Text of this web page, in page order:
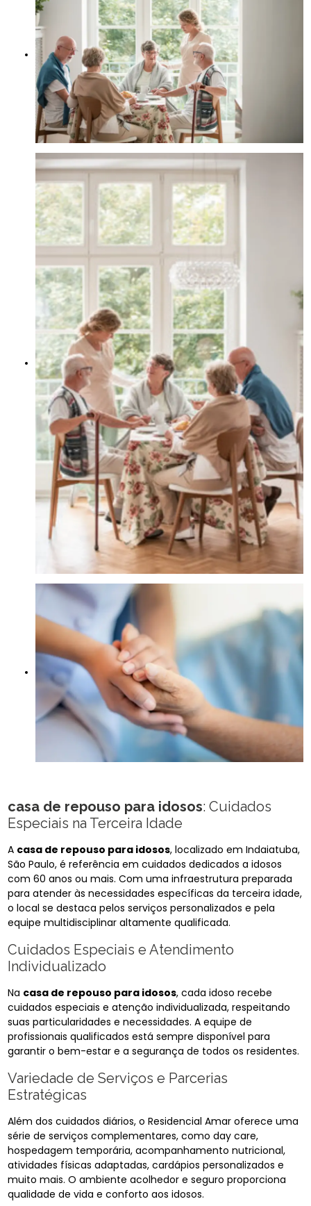
casa de repouso para idosos: Cuidados
Especiais na Terceira Idade
A casa de repouso para idosos, localizado em Indaiatuba,
São Paulo, é referência em cuidados dedicados a idosos
com 60 anos ou mais. Com uma infraestrutura preparada
para atender às necessidades específicas da terceira idade,
o local se destaca pelos serviços personalizados e pela
equipe multidisciplinar altamente qualificada.
Cuidados Especiais e Atendimento
Individualizado
Na casa de repouso para idosos, cada idoso recebe
cuidados especiais e atenção individualizada, respeitando
suas particularidades e necessidades. A equipe de
profissionais qualificados está sempre disponível para
garantir o bem-estar e a segurança de todos os residentes.
Variedade de Serviços e Parcerias
Estratégicas
Além dos cuidados diários, o Residencial Amar oferece uma
série de serviços complementares, como day care,
hospedagem temporária, acompanhamento nutricional,
atividades físicas adaptadas, cardápios personalizados e
muito mais. O ambiente acolhedor e seguro proporciona
qualidade de vida e conforto aos idosos.